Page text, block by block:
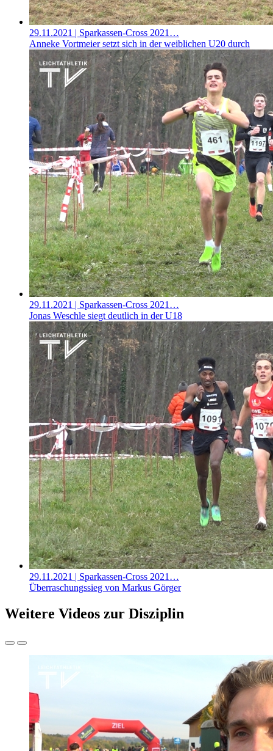
29.11.2021 | Sparkassen-Cross 2021…
Anneke Vortmeier setzt sich in der weiblichen U20 durch
29.11.2021 | Sparkassen-Cross 2021…
Jonas Weschle siegt deutlich in der U18
29.11.2021 | Sparkassen-Cross 2021…
Überraschungssieg von Markus Görger
Weitere Videos zur Disziplin